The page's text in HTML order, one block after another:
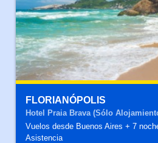
FLORIANÓPOLIS
Hotel Praia Brava (Sólo
Vuelos desde Buenos Aires + 7
Asistencia